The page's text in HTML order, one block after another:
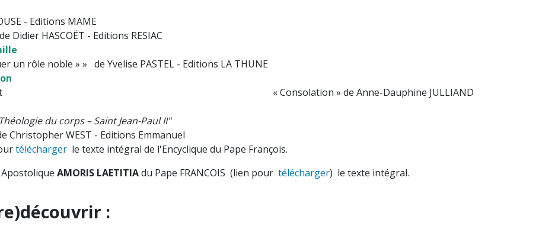
- Editions MAME
HASCOËT - Editions RESIAC
un rôle noble » » de Yvelise PASTEL - Editions LA THUNE
mouillé» et « Consolation » de Anne-Dauphine JULLIAND
du corps – Saint Jean-Paul II"
WEST - Editions Emmanuel
téléchargerle texte intégral de l'Encyclique du Pape François.
AMORIS LAETITIAdu Pape FRANCOIS (lien pour télécharger) le texte intégral.
: